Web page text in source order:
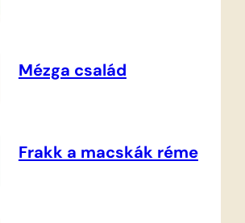
Mézga család
Frakk a macskák réme